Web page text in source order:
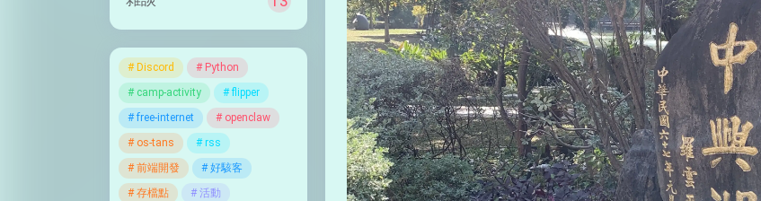
Discord
Python
camp-activity
flipper
free-internet
openclaw
os-tans
rss
前端開發
好駭客
存檔點
活動